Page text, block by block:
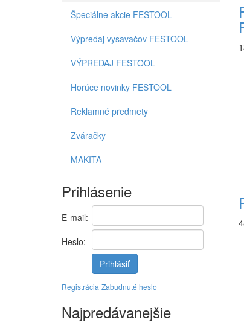
Špeciálne akcie FESTOOL
Výpredaj vysavačov FESTOOL
VÝPREDAJ FESTOOL
Horúce novinky FESTOOL
Reklamné predmety
Zváračky
MAKITA
Prihlásenie
E-mail:
Heslo:
Prihlásiť
Registrácia Zabudnuté heslo
Najpredávanejšie